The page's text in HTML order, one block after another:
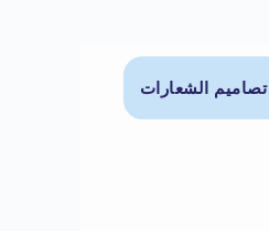
تصاميم الشعارات